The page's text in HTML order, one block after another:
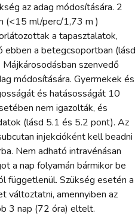
az adag módosítására. 2
(<15 ml/perc/1,73 m )
a tapasztalatok,
ebben a betegcsoportban (lásd
szenvedő
módosítására. Gyermekek és
és hatásosságát 10
nem igazolták, és
(lásd 5.1 és 5.2 pont). Az
injekcióként kell beadni
Nem adható intravénásan
a nap folyamán bármikor be
függetlenül. Szükség esetén a
változtatni, amennyiben az
3 nap (72 óra) eltelt.